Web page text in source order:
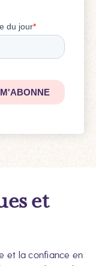
et
et la confiance en